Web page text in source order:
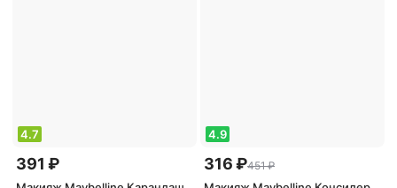
4.7
391 ₽
4.9
316 ₽451 ₽